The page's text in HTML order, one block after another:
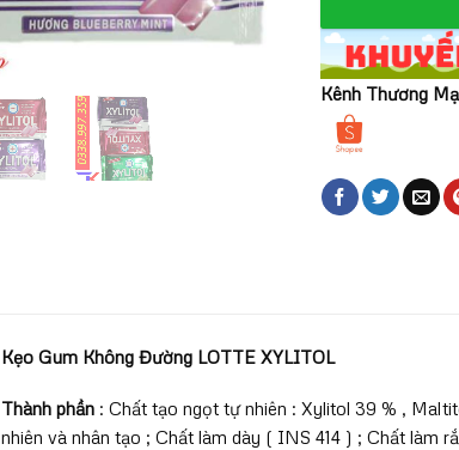
Kênh Thương
Kẹo Gum Không Đường LOTTE XYLITOL
Thành phần: Chất tạo ngọt tự nhiên : Xylitol 39 % ,
nhiên và nhân tạo ; Chất làm dày ( INS 414 ) ; Chất làm